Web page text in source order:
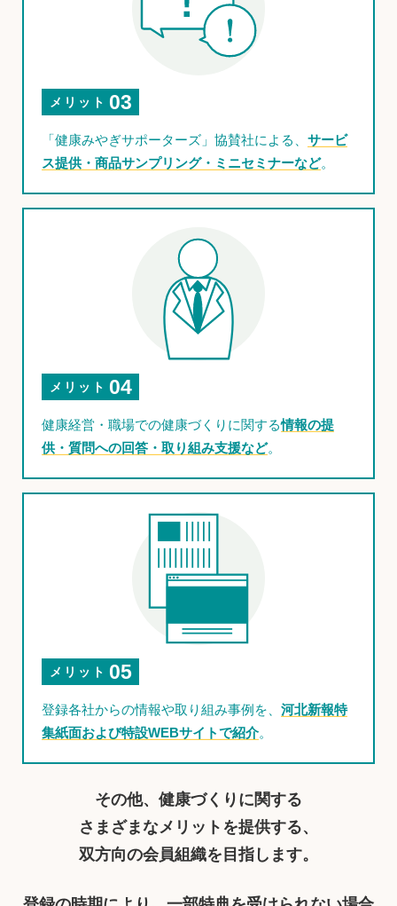
メリット 03
「健康みやぎサポーターズ」協賛社による、 サービ
ス提供・商品サンプリング・ミニセミナーなど。
メリット 04
健康経営・職場での健康づくりに関する情報の提
供・質問への回答・取り組み支援など。
メリット 05
登録各社からの情報や取り組み事例を、 河北新報特
集紙面および特設WEBサイトで紹介。
その他、健康づくりに関する
さまざまなメリットを提供する、
双方向の会員組織を目指します。